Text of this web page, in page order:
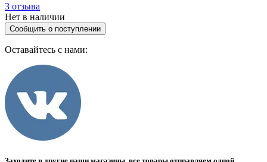
3 отзыва
Нет в наличии
Сообщить о поступлении
Оставайтесь с нами: